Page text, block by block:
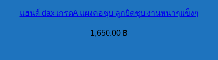
แฮนด์ dax เกรดA แผงคอชุบ ลูกบิดชุบ งานหนาๆแข็งๆ
1,650.00 ฿